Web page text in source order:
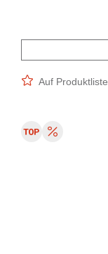
Auf Produktliste